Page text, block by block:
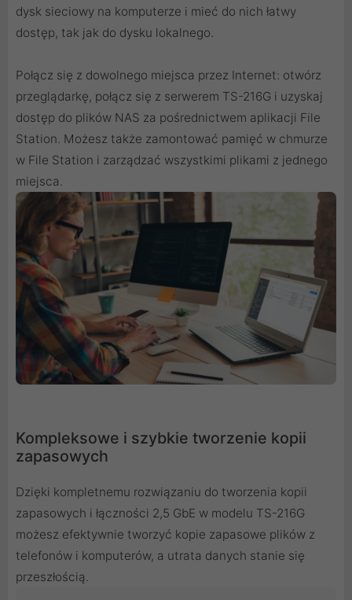
dysk sieciowy na komputerze i mieć do nich łatwy
dostęp, tak jak do dysku lokalnego.
Połącz się z dowolnego miejsca przez Internet: otwórz
przeglądarkę, połącz się z serwerem TS-216G i uzyskaj
dostęp do plików NAS za pośrednictwem aplikacji File
Station. Możesz także zamontować pamięć w chmurze
w File Station i zarządzać wszystkimi plikami z jednego
miejsca.
Kompleksowe i szybkie tworzenie kopii
zapasowych
Dzięki kompletnemu rozwiązaniu do tworzenia kopii
zapasowych i łączności 2,5 GbE w modelu TS-216G
możesz efektywnie tworzyć kopie zapasowe plików z
telefonów i komputerów, a utrata danych stanie się
przeszłością.